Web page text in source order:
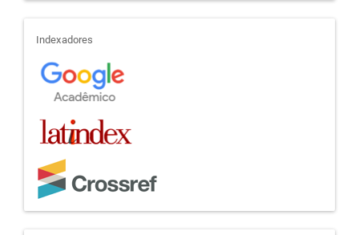
indexadores
Indexadores